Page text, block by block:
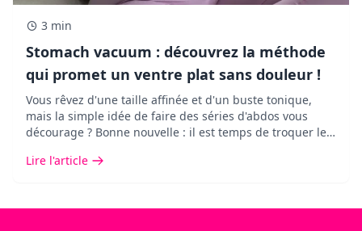
3 min
Stomach vacuum : découvrez la méthode
qui promet un ventre plat sans douleur !
Vous rêvez d'une taille affinée et d'un buste tonique,
mais la simple idée de faire des séries d'abdos vous
décourage ? Bonne nouvelle : il est temps de troquer les
douce, redoutablement efficace et validée par la science
Lire l'article